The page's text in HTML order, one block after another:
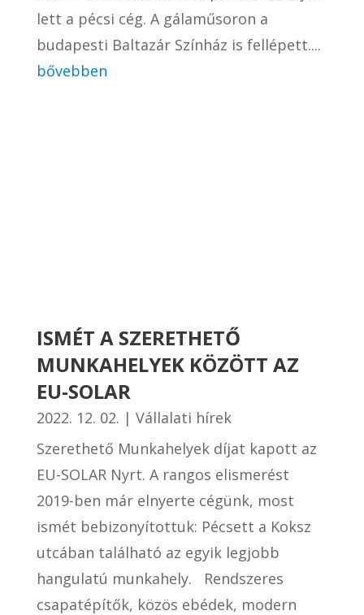
lett a pécsi cég. A gálaműsoron a
budapesti Baltazár Színház is fellépett....
bővebben
ISMÉT A SZERETHETŐ
MUNKAHELYEK KÖZÖTT AZ
EU-SOLAR
2022. 12. 02. | Vállalati hírek
Szerethető Munkahelyek díjat kapott az
EU-SOLAR Nyrt. A rangos elismerést
2019-ben már elnyerte cégünk, most
ismét bebizonyítottuk: Pécsett a Koksz
utcában található az egyik legjobb
hangulatú munkahely. Rendszeres
csapatépítők, közös ebédek, modern